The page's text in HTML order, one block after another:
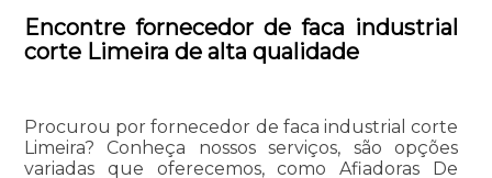
Encontre fornecedor de faca industrial
corte Limeira de alta qualidade
Procurou por fornecedor de faca industrial corte
Limeira? Conheça nossos serviços, são opções
variadas que oferecemos, como Afiadoras De